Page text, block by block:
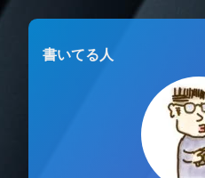
書いてる人